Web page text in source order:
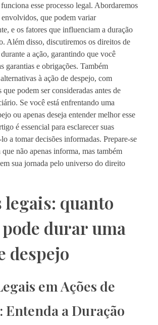
esse processo legal. Abordaremos
envolvidos, que podem variar
e os fatores que influenciam a duração
Além disso, discutiremos os direitos de
durante a ação, garantindo que você
garantias e obrigações. Também
à ação de despejo, com
que podem ser consideradas antes de
Se você está enfrentando uma
ou apenas deseja entender melhor esse
é essencial para esclarecer suas
a tomar decisões informadas. Prepare-se
não apenas informa, mas também
sua jornada pelo universo do direito
legais: quanto
durar uma
despejo
em Ações de
Entenda a Duração